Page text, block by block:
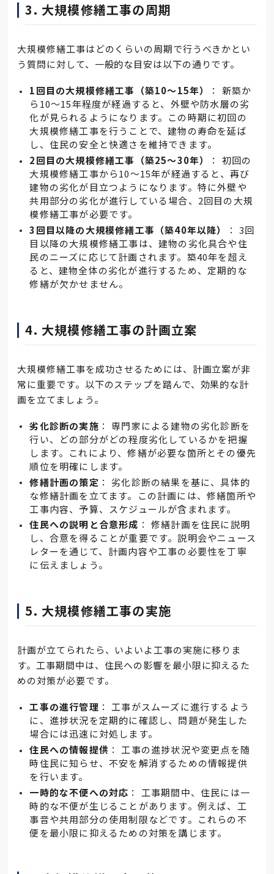
3. 大規模修繕工事の周期
大規模修繕工事はどのくらいの周期で行うべきかとい
う質問に対して、一般的な目安は以下の通りです。
1回目の大規模修繕工事（築10～15年）
： 新築か
ら10～15年程度が経過すると、外壁や防水層の劣
化が見られるようになります。この時期に初回の
大規模修繕工事を行うことで、建物の寿命を延ば
し、住民の安全と快適さを維持できます。
2回目の大規模修繕工事（築25～30年）
： 初回の
大規模修繕工事から10～15年が経過すると、再び
建物の劣化が目立つようになります。特に外壁や
共用部分の劣化が進行している場合、2回目の大規
模修繕工事が必要です。
3回目以降の大規模修繕工事（築40年以降）
： 3回
目以降の大規模修繕工事は、建物の劣化具合や住
民のニーズに応じて計画されます。築40年を超え
ると、建物全体の劣化が進行するため、定期的な
修繕が欠かせません。
4. 大規模修繕工事の計画立案
大規模修繕工事を成功させるためには、計画立案が非
常に重要です。以下のステップを踏んで、効果的な計
画を立てましょう。
劣化診断の実施 ： 専門家による建物の劣化診断を
行い、どの部分がどの程度劣化しているかを把握
します。これにより、修繕が必要な箇所とその優先
順位を明確にします。
修繕計画の策定 ： 劣化診断の結果を基に、具体的
な修繕計画を立てます。この計画には、修繕箇所や
工事内容、予算、スケジュールが含まれます。
住民への説明と合意形成 ： 修繕計画を住民に説明
し、合意を得ることが重要です。説明会やニュース
レターを通じて、計画内容や工事の必要性を丁寧
に伝えましょう。
5. 大規模修繕工事の実施
計画が立てられたら、いよいよ工事の実施に移りま
す。工事期間中は、住民への影響を最小限に抑えるた
めの対策が必要です。
工事の進行管理 ： 工事がスムーズに進行するよう
に、進捗状況を定期的に確認し、問題が発生した
場合には迅速に対処します。
住民への情報提供 ： 工事の進捗状況や変更点を随
時住民に知らせ、不安を解消するための情報提供
を行います。
一時的な不便への対応 ： 工事期間中、住民には一
時的な不便が生じることがあります。例えば、工
事音や共用部分の使用制限などです。これらの不
便を最小限に抑えるための対策を講じます。